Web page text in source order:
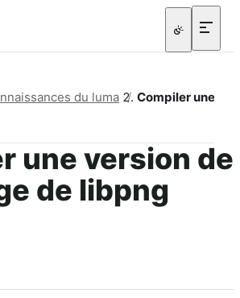
du luma / Compiler une
une version de
de libpng